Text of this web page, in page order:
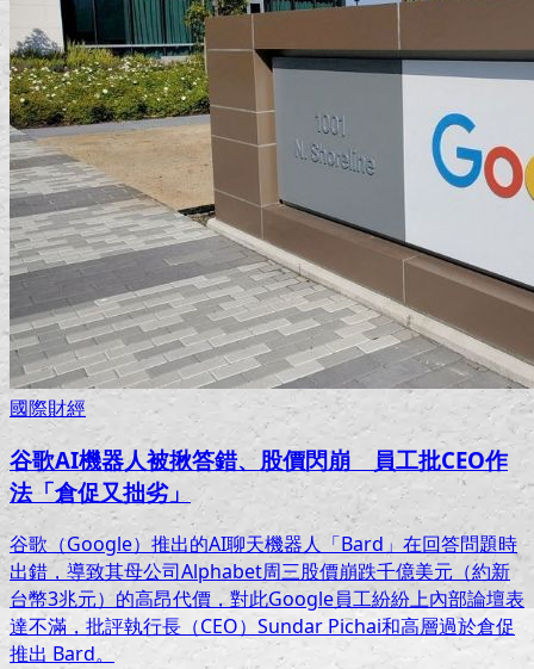
國際財經
谷歌AI機器人被揪答錯、股價閃崩 員工批CEO作
法「倉促又拙劣」
谷歌（Google）推出的AI聊天機器人「Bard」在回答問題時
出錯，導致其母公司Alphabet周三股價崩跌千億美元（約新
台幣3兆元）的高昂代價，對此Google員工紛紛上內部論壇表
達不滿，批評執行長（CEO）Sundar Pichai和高層過於倉促
推出 Bard。